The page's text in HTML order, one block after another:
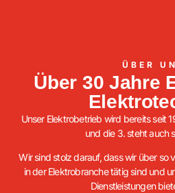
ÜBER
Über 30 Jahre
Unser Elektrobetrieb wird bereits seit
und die 3. steht auch
Wir sind stolz darauf, dass wir über so
in der Elektrobranche tätig sind und
Dienstleistungen